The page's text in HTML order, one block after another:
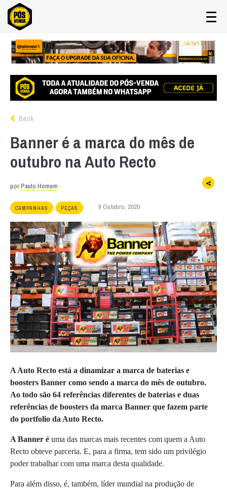
Back
Banner é a marca do mês de
outubro na Auto Recto
porPaulo Homem
CAMPANHAS PEÇAS 9 Outubro, 2020
A Auto Recto está a dinamizar a marca de baterias e
boosters Banner como sendo a marca do mês de outubro.
Ao todo são 64 referências diferentes de baterias e duas
referências de boosters da marca Banner que fazem parte
do portfolio da Auto Recto.
A Banner é uma das marcas mais recentes com quem a Auto
Recto obteve parceria. E, para a firma, tem sido um privilégio
poder trabalhar com uma marca desta qualidade.
Para além disso, é, também, líder mundial na produção de